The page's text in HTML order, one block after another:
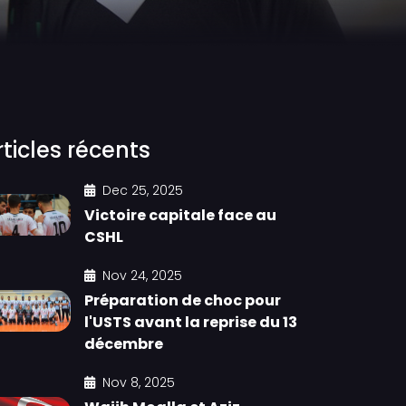
récents
Dec 25, 2025
Victoire capitale face au
CSHL
Nov 24, 2025
Préparation de choc pour
l'USTS avant la reprise du 13
décembre
Nov 8, 2025